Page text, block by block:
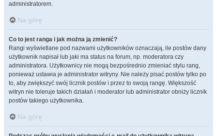
administratorem.
Na górę
Co to jest ranga i jak można ją zmienić?
Rangi wyświetlane pod nazwami użytkowników oznaczają, ile postów dany
użytkownik napisał lub jaki ma status na forum, np. moderatora czy
administratora. Użytkownicy nie mogą bezpośrednio zmieniać stylu rang,
ponieważ ustawia je administrator witryny. Nie należy pisać postów tylko po
to, aby zwiększyć swój licznik postów i przez to swoją rangę. Większość
witryn nie toleruje takich działań i moderator lub administrator obniży licznik
postów takiego użytkownika.
Na górę